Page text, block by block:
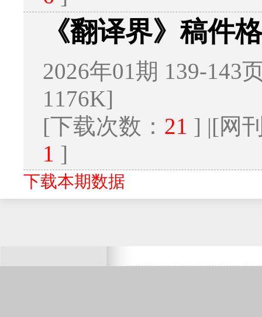
《翻译界》稿件
2026年01期 139-143
1176K]
[下载次数： 21 ] |[网
1 ]
下载本期数据